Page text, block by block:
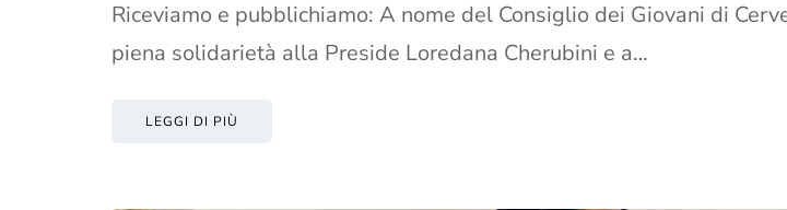
Riceviamo e pubblichiamo: A nome del Consiglio dei Giovani di
piena solidarietà alla Preside Loredana Cherubini e a…
LEGGI DI PIÙ